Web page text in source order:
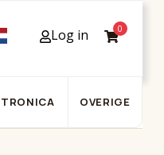
Log in 0
OVERIGE